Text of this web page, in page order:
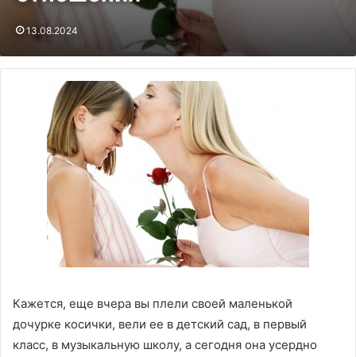
13.08.2024
Кажется, еще вчера вы плели своей маленькой
дочурке косички, вели ее в детский сад, в первый
класс, в музыкальную школу, а сегодня она усердно